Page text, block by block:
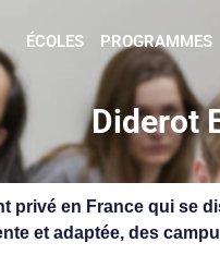
ÉCOLES PROGRAMMES
Diderot
privé en France qui se
et adaptée, des